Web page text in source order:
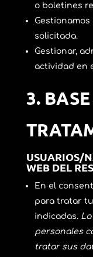
o boletines
solicitada.
Gestionar,
actividad en
3.
USUARIOS/
WEB DEL
En el
para tratar
indicadas.La
personales
tratar sus